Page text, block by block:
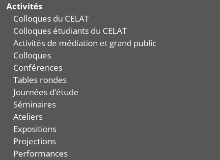
Activités
Colloques du CELAT
Colloques étudiants du CELAT
Activités de médiation et grand public
Colloques
Conférences
Tables rondes
Journées d’étude
Séminaires
Ateliers
Expositions
Projections
Performances